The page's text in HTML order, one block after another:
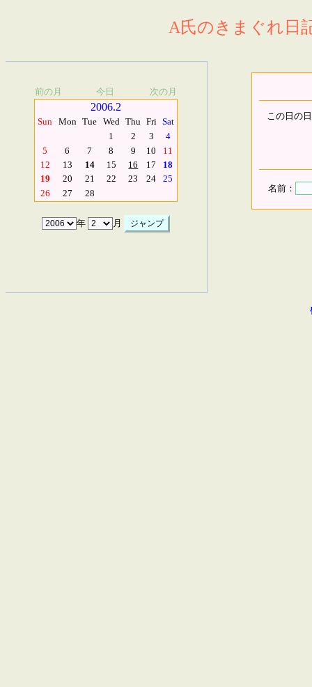
A氏のきまぐれ日
前の月 今日 次の月
2006.2
Sun Mon Tue Wed Thu Fri Sat
1
2 3
4
5
6 7 8 9 10
11
12
13 14 15 16 17
18
19
20 21 22 23 24
25
26
27 28
年 月
この日の
名前：